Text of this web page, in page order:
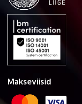
Makseviisid